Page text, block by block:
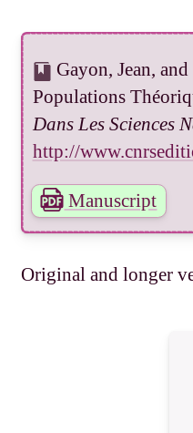
Gayon, Jean,
Populations
Dans Les Sciences
http://
Manuscript
Original and longer
3.3
4. Conclusions
Références
Mentions